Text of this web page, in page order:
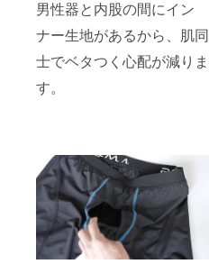
男性器と内股の間にイン
ナー生地があるから、肌同
士でベタつく心配が減りま
す。